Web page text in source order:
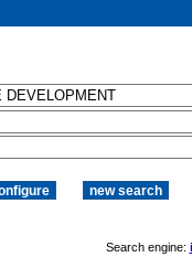
Search engine: